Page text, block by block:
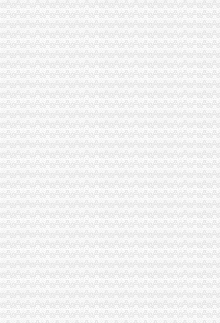
梁平局重庆注销税务抓制度建设促建工作再上台阶
市代办注销分公司局召开机关处级领导干部年度述职会议
市局局长、重庆注销税务组书记王元楷率队到武隆局调研工作
市局局长、代办注销分公司组书记王元楷在永川局主持召开工商工作专题调研
綦江局重庆分公司注销出台十条意见高度重视基础安全工作
2006年重庆会展行业呈五个点
全系统2006年消费维权效果明显